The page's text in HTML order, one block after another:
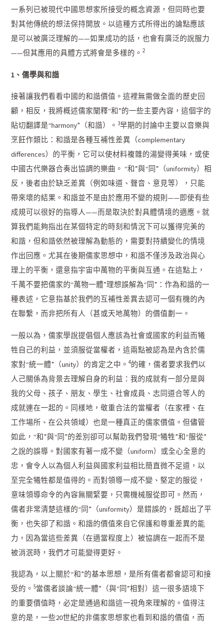
一系列已被現代中國思想家所接受的概念資源，但同時也要
對其他傳統的想法保持開放。以這種方式所得出的論點應該
是可以被廣泛理解的——如果成功的話，也會有廣泛的說服力
——但其應用的具體方式將會是多樣的。2
1、儒學與和諧
接著讓我們看看中國的和諧價值。這裡無需做全面的歷史回
顧，相反，我將概述儒家闡釋“和”的一些主要內容，這個字的
貼切翻譯是“harmony”（和諧）。3早期的討論中主要以音樂與
烹飪作類比：和諧是各種互補性差異（complementary
differences）的平衡，它可以使材料複雜的湯變得美味，或使
中國古代樂器合奏出協調的樂曲。 “和”與“同”（uniformity）相
反，後者由於缺乏差異（例如味道、聲音、意見等），只能
帶來壞的結果。和諧並不是由於應用不變的規則——即使有些
成規可以很好的指導人——而是取決於對具體情境的適應。就
算我們能夠指出在某個特定的時刻和情況下可以獲得完美的
和諧，但和諧依然被理解為動態的，需要對持續變化的情境
作出回應。尤其在後期儒家思想中，和諧不僅涉及政治與心
理上的平衡，還意指宇宙中萬物的平衡與互通。在這點上，
千萬不要把儒家的“萬物一體”理想誤解為“同”：作為和諧的一
種表述，它意指基於我們的互補性差異去認可一個有機的內
在聯繫，而非把所有人（甚或天地萬物）的價值劃一。
一般以為，儒家學說提倡個人應該為社會或國家的利益而犧
牲自己的利益，並須服從當權者，這兩點被認為是內含於儒
家對“統一體”（unity）的肯定之中。4的確，儒者要求我們以
人己關係為背景去理解自身的利益：我的成就有一部分是與
我的父母、孩子、朋友、學生、社會成員、志同道合等人的
成就連在一起的。同樣地，敬重合法的當權者（在家裡、在
工作場所、在公共領域）也是一種真正的儒家價值。但儘管
如此，“和”與“同”的差別卻可以幫助我們發現“犧牲”和“服從”
之說的誤導。對國家有著一成不變（uniform）或全心全意的
忠，會令人以為個人利益與國家利益相比簡直微不足道，以
至完全犧牲都是值得的。而對領導一成不變、堅定的服從，
意味領導命令的內容無關緊要，只需機械服從即可。然而，
儒者非常清楚這樣的“同”（uniformity）是錯誤的，既超出了平
衡，也失卻了和諧。和諧的價值來自它保護和尊重差異的能
力，因為當這些差異（在適當程度上）被協調在一起而不是
被消泯時，我們才可能變得更好。
我認為，以上關於“和”的基本思想，是所有儒者都會認可和接
受的。5當儒者談論“統一體”（與“同”相對）這一很多語境下
的重要價值時，必定是通過和諧這一視角來理解的。值得注
意的是，一些20世紀的非儒家思想家也看到和諧的價值，而